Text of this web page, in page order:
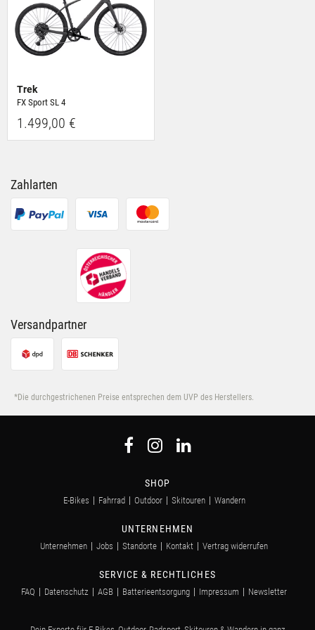
Trek
FX Sport SL 4
1.499,00 €
Zahlarten
Versandpartner
*Die durchgestrichenen Preise entsprechen dem UVP des Herstellers.
SHOP
E-Bikes Fahrrad Outdoor Skitouren Wandern
UNTERNEHMEN
Unternehmen Jobs Standorte Kontakt Vertrag widerrufen
SERVICE & RECHTLICHES
FAQ Datenschutz AGB Batterieentsorgung Impressum Newsletter